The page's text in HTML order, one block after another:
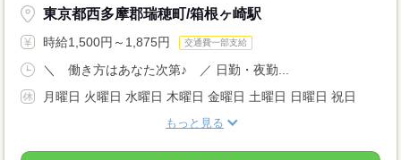
東京都西多摩郡瑞穂町/箱根ヶ崎駅
時給1,500円～1,875円 交通費一部支給
＼ 働き方はあなた次第♪ ／ 日勤・夜勤...
月曜日 火曜日 水曜日 木曜日 金曜日 土曜日 日曜日 祝日
もっと見る